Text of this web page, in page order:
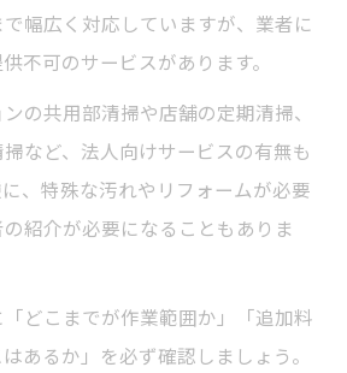
幅広く対応していますが、業者に
不可のサービスがあります。
の共用部清掃や店舗の定期清掃、
など、法人向けサービスの有無も
、特殊な汚れやリフォームが必要
紹介が必要になることもありま
どこまでが作業範囲か」「追加料
あるか」を必ず確認しましょう。